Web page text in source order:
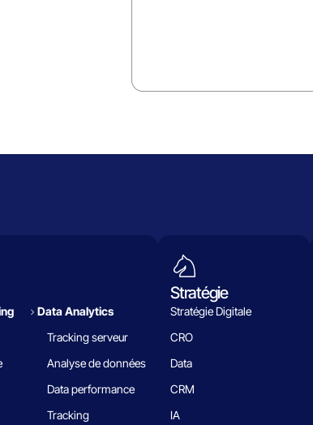
Data Analytics​
Tracking serveur
Analyse de données
Data performance
Tracking
Stratégie
Stratégie Digitale
CRO
Data
CRM
IA